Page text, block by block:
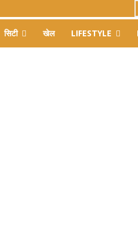
सिटी खेल LIFESTYLE